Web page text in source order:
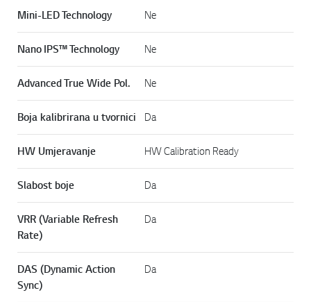
Mini-LED Technology Ne
Nano IPS™ Technology Ne
Advanced True Wide Pol. Ne
Boja kalibrirana u tvornici Da
HW Umjeravanje HW Calibration Ready
Slabost boje Da
VRR (Variable Refresh
Rate)
Da
DAS (Dynamic Action
Sync)
Da